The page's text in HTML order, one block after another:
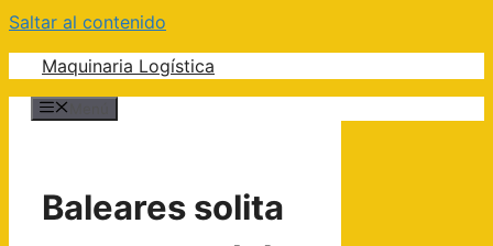
Saltar al contenido
Maquinaria Logística
Baleares solita